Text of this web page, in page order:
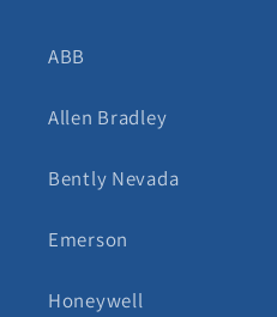
ABB
Allen Bradley
Bently Nevada
Emerson
Honeywell